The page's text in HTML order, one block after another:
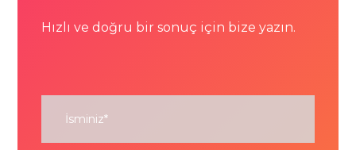
Hızlı ve doğru bir sonuç için bize yazın.